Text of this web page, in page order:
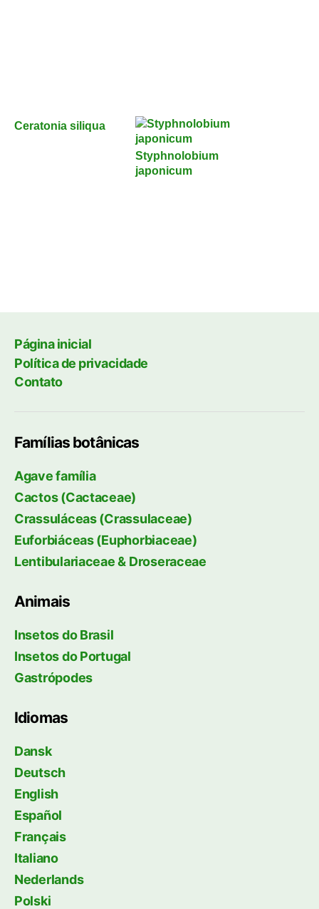
Ceratonia siliqua
Styphnolobium
japonicum
Página inicial
Política de privacidade
Contato
Famílias botânicas
Agave família
Cactos (Cactaceae)
Crassuláceas (Crassulaceae)
Euforbiáceas (Euphorbiaceae)
Lentibulariaceae & Droseraceae
Animais
Insetos do Brasil
Insetos do Portugal
Gastrópodes
Idiomas
Dansk
Deutsch
English
Español
Français
Italiano
Nederlands
Polski